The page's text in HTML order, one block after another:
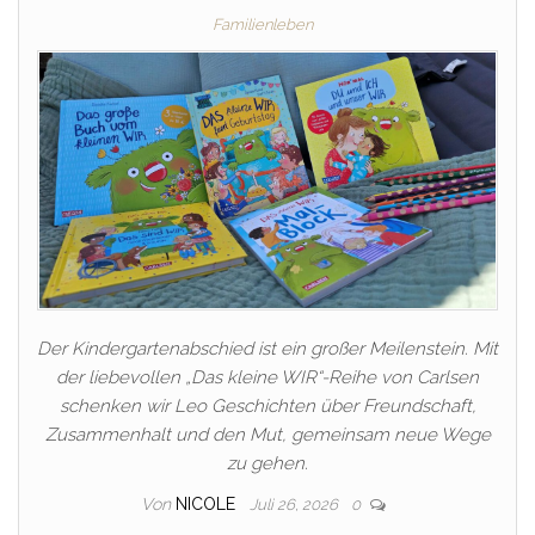
Familienleben
Der Kindergartenabschied ist ein großer Meilenstein. Mit
der liebevollen „Das kleine WIR“-Reihe von Carlsen
schenken wir Leo Geschichten über Freundschaft,
Zusammenhalt und den Mut, gemeinsam neue Wege
zu gehen.
Von NICOLE Juli 26, 2026 0